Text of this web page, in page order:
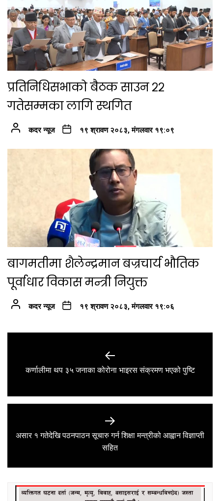
प्रतिनिधिसभाको बैठक साउन २२
गतेसम्मका लागि स्थगित
कदर न्यूज १९ श्रावण २०८३, मंगलवार १९:०९
बागमतीमा शैलेन्द्रमान बज्रचार्य भौतिक
पूर्वाधार विकास मन्त्री नियुक्त
कदर न्यूज १९ श्रावण २०८३, मंगलवार १९:०६
Previous
कर्णालीमा थप ३५ जनाका कोरोना भाइरस संक्रमण भएको पुष्टि
Next
post:
असार १ गतेदेखि पठनपाठन सूचारु गर्न शिक्षा मन्त्रीको आह्वान विज्ञाप्ती
सहित